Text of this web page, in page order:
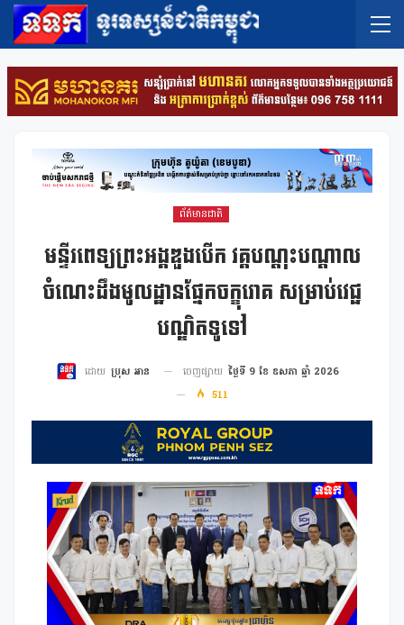
ព័ត៌មានជាតិ
មន្ទីរពេទ្យព្រះអង្គឌួងបើក វគ្គបណ្តុះបណ្តាល
ចំណេះដឹងមូលដ្ឋានផ្នែកចក្ខុរោគ សម្រាប់វេជ្ជ
បណ្ឌិតទូទៅ
ដោយ ប្រុស អាន ចេញផ្សាយ ថ្ងៃទី 9 ខែ ឧសភា ឆ្នាំ 2026
511